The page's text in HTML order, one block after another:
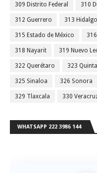
309 Distrito Federal 310
312 Guerrero 313 Hidalgo
315 Estado de México
318 Nayarit 319 Nuevo
322 Querétaro 323
325 Sinaloa 326 Sonora
329 Tlaxcala 330
WHATSAPP 222 3986 144